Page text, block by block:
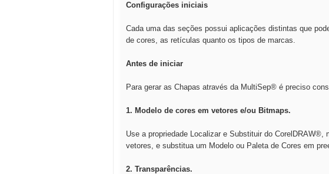
Configurações iniciais
Cada uma das seções possui aplicações distintas que
de cores, as retículas quanto os tipos de marcas.
Antes de iniciar
Para gerar as Chapas através da MultiSep® é preciso
1. Modelo de cores em vetores e/ou Bitmaps.
Use a propriedade Localizar e Substituir do
vetores, e substitua um Modelo ou Paleta de Cores em
2. Transparências.